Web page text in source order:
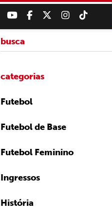
categorias
Futebol
Futebol de Base
Futebol Feminino
Ingressos
História